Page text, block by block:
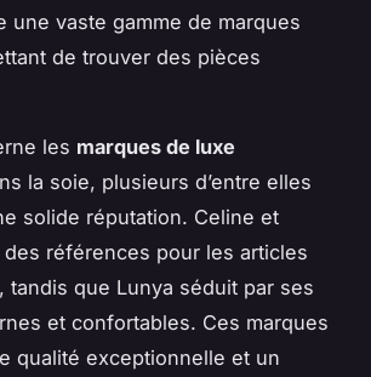
une vaste gamme de marques
de trouver des pièces
les marques de luxe
la soie, plusieurs d’entre elles
solide réputation. Celine et
références pour les articles
tandis que Lunya séduit par ses
et confortables. Ces marques
qualité exceptionnelle et un